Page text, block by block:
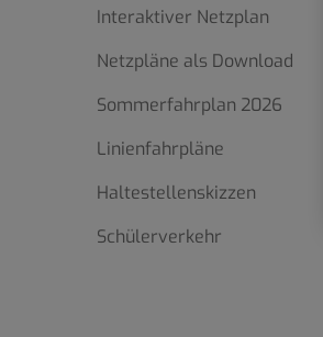
Interaktiver Netzplan
Netzpläne als Download
Sommerfahrplan 2026
Linienfahrpläne
Haltestellenskizzen
Schülerverkehr